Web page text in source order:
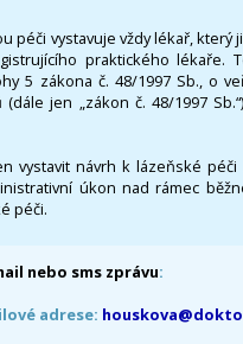
péči vystavuje vždy lékař,
praktického lékaře.
5 zákona č. 48/1997 Sb., o
jen „zákon č. 48/1997
vystavit návrh k lázeňské
úkon nad rámec
péči.
nebo sms zprávu:
adrese: